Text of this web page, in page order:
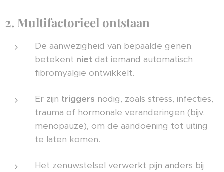
2. Multifactorieel ontstaan
De aanwezigheid van bepaalde genen
betekent niet dat iemand automatisch
fibromyalgie ontwikkelt.
Er zijn triggers nodig, zoals stress, infecties,
trauma of hormonale veranderingen (bijv.
menopauze), om de aandoening tot uiting
te laten komen.
Het zenuwstelsel verwerkt pijn anders bij